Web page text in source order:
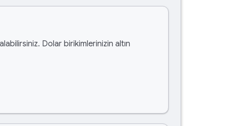
alabilirsiniz. Dolar birikimlerinizin altın